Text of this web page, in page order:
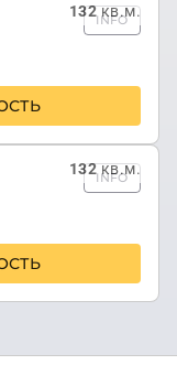
132кв.м.
INFO
132кв.м.
INFO